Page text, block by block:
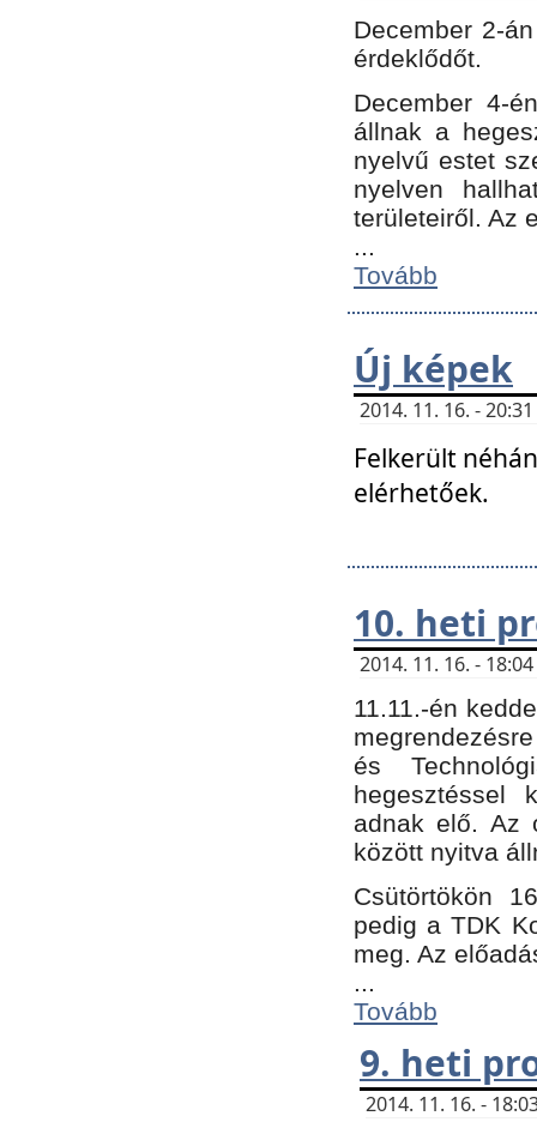
December 2-
érdeklődőt.
December 4-
állnak a
nyelvű estet
nyelven
területeiről. Az
...
Tovább
Új képek
2014. 11. 16. -
Felkerült
elérhetőek.
10. heti
2014. 11. 16. -
11.11.-én
és
hegesztéssel
adnak elő. Az
között nyitva
Csütörtökön
pedig a TDK
meg. Az
...
Tovább
9. heti
2014. 11. 16. -